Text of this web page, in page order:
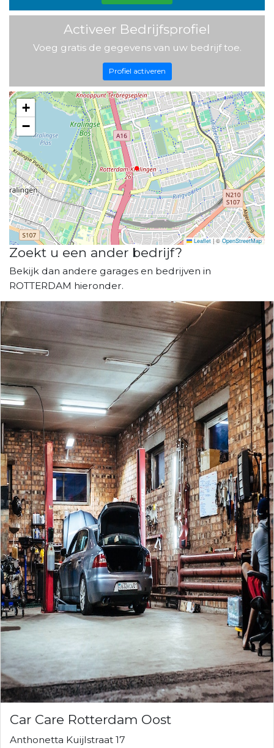
Activeer Bedrijfsprofiel
Voeg gratis de gegevens van uw bedrijf toe.
Profiel activeren
+
−
Leaflet | © OpenStreetMap
Zoekt u een ander bedrijf?
Bekijk dan andere garages en bedrijven in
ROTTERDAM hieronder.
Car Care Rotterdam Oost
Anthonetta Kuijlstraat 17